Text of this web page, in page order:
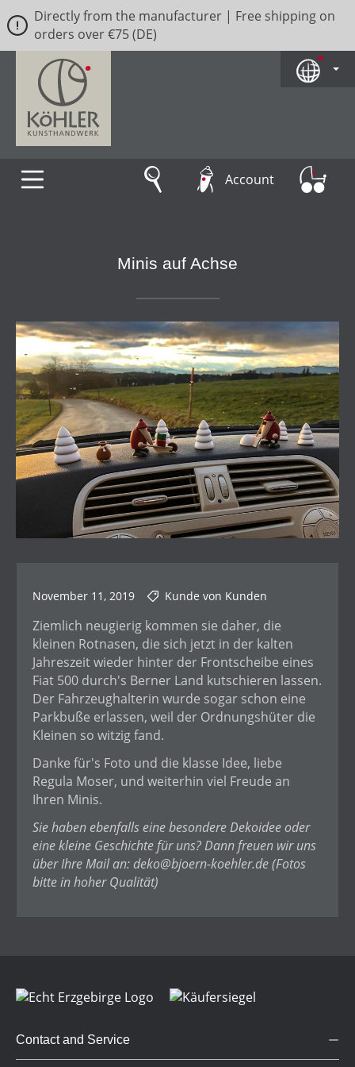
Skip to main content
Directly from the manufacturer | Free shipping on
orders over €75 (DE)
Account
Minis auf Achse
November 11, 2019 Kunde von Kunden
Ziemlich neugierig kommen sie daher, die
kleinen Rotnasen, die sich jetzt in der kalten
Jahreszeit wieder hinter der Frontscheibe eines
Fiat 500 durch's Berner Land kutschieren lassen.
Der Fahrzeughalterin wurde sogar schon eine
Parkbuße erlassen, weil der Ordnungshüter die
Kleinen so witzig fand.
Danke für's Foto und die klasse Idee, liebe
Regula Moser, und weiterhin viel Freude an
Ihren Minis.
Sie haben ebenfalls eine besondere Dekoidee oder
eine kleine Geschichte für uns? Dann freuen wir uns
über Ihre Mail an: deko@bjoern-koehler.de(Fotos
bitte in hoher Qualität)
Contact and Service